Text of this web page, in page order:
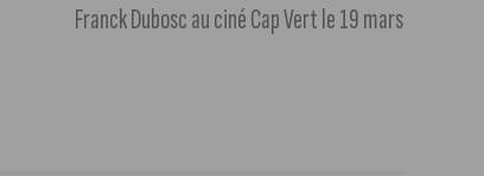
Franck Dubosc au ciné Cap Vert le 19 mars